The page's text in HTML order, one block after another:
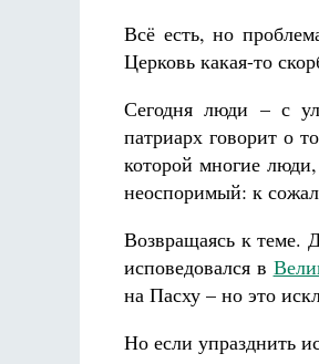
Всё есть, но
Церковь какая-то
Сегодня люди – с
патриарх говорит о
которой многие
неоспоримый: к
Возвращаясь к теме.
исповедовался в
на Пасху – но это
Но если упразднить